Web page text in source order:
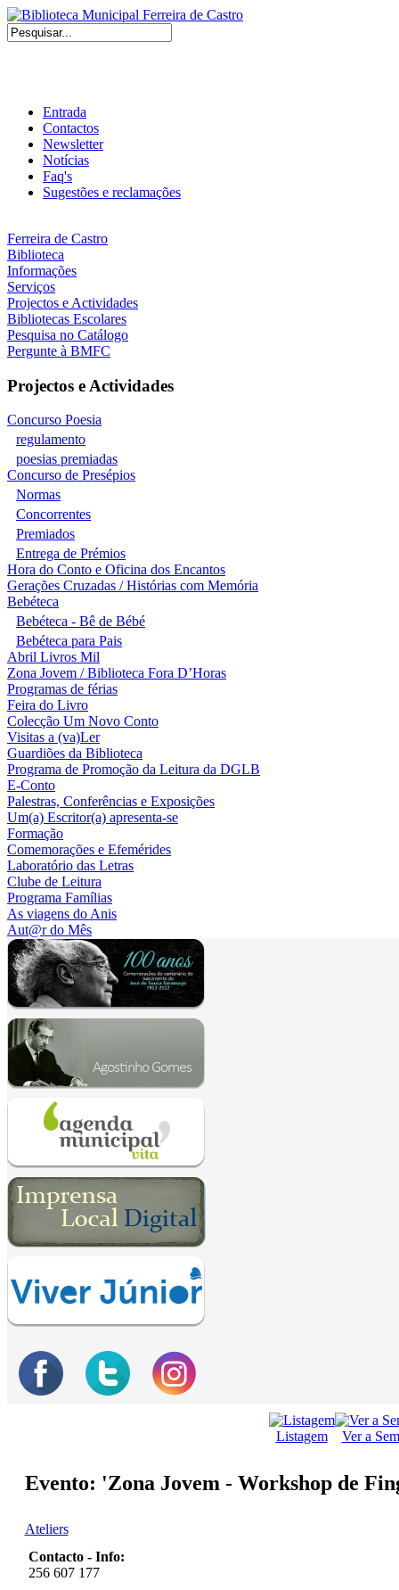
Entrada
Contactos
Newsletter
Notícias
Faq's
Sugestões e reclamações
Ferreira de Castro
Biblioteca
Informações
Serviços
Projectos e Actividades
Bibliotecas Escolares
Pesquisa no Catálogo
Pergunte à BMFC
Projectos e Actividades
Concurso Poesia
regulamento
poesias premiadas
Concurso de Presépios
Normas
Concorrentes
Premiados
Entrega de Prémios
Hora do Conto e Oficina dos Encantos
Gerações Cruzadas / Histórias com Memória
Bebéteca
Bebéteca - Bê de Bébé
Bebéteca para Pais
Abril Livros Mil
Zona Jovem / Biblioteca Fora D’Horas
Programas de férias
Feira do Livro
Colecção Um Novo Conto
Visitas a (va)Ler
Guardiões da Biblioteca
Programa de Promoção da Leitura da DGLB
E-Conto
Palestras, Conferências e Exposições
Um(a) Escritor(a) apresenta-se
Formação
Comemorações e Efemérides
Laboratório das Letras
Clube de Leitura
Programa Famílias
As viagens do Anis
Aut@r do Mês
Listagem Ver a
Evento: 'Zona Jovem - Workshop de
Ateliers
Contacto - Info:
256 607 177